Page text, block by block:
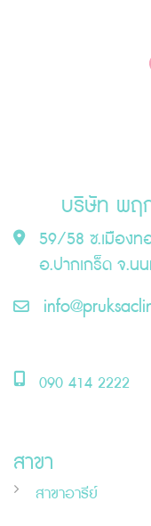
บริษัท พฤ
59/58 ซ.เมืองท
อ.ปากเกร็ด จ.น
090 414 2222
สาขา
สาขาอารีย์